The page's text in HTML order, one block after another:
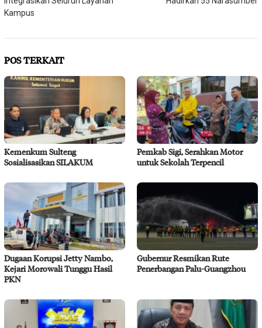
Kampus
POS TERKAIT
Kemenkum Sulteng
Sosialisasikan SILAKUM
Pemkab Sigi, Serahkan Motor
untuk Sekolah Terpencil
Dugaan Korupsi Jetty Nambo,
Kejari Morowali Tunggu Hasil
PKN
Gubernur Resmikan Rute
Penerbangan Palu-Guangzhou